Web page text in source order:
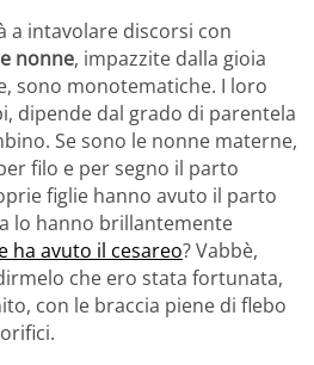
a intavolare discorsi con
nonne, impazzite dalla gioia
sono monotematiche. I loro
dipende dal grado di parentela
Se sono le nonne materne,
filo e per segno il parto
figlie hanno avuto il parto
lo hanno brillantemente
ha avuto il cesareo? Vabbè,
che ero stata fortunata,
con le braccia piene di flebo